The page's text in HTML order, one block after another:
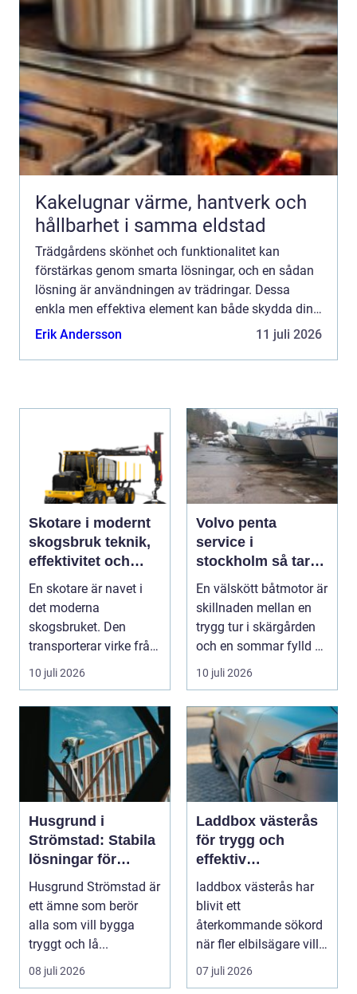
Kakelugnar värme, hantverk och
hållbarhet i samma eldstad
Trädgårdens skönhet och funktionalitet kan
förstärkas genom smarta lösningar, och en sådan
lösning är användningen av trädringar. Dessa
enkla men effektiva element kan både skydda dina
träd och ge din trädgård en estetisk uppgradering. I
Erik Andersson 11 juli 2026
Skotare i modernt
skogsbruk teknik,
effektivitet och
hållbarhet
En skotare är navet i
det moderna
skogsbruket. Den
transporterar virke från
avverkningsplatsen till
10 juli 2026
Volvo penta
service i
stockholm så tar
du hand om din
båtmotor på rätt
sätt
En välskött båtmotor är
skillnaden mellan en
trygg tur i skärgården
och en sommar fylld av
ofrivilli...
10 juli 2026
Husgrund i
Strömstad: Stabila
lösningar för
boende vid kusten
Husgrund Strömstad är
ett ämne som berör
alla som vill bygga
tryggt och lå...
08 juli 2026
Laddbox västerås
för trygg och
effektiv
hemmaladdning
laddbox västerås har
blivit ett
återkommande sökord
när fler elbilsägare vill
ladda hemma på ett
säk...
07 juli 2026